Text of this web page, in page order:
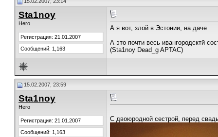
Stа1noy
Hero
Регистрация: 21.01.2007
Сообщений: 1,163
А я вот, злой в Эстонии, на даче
А это почти весь ивангородсктй
(Sta1noy Dead_g APTAC)
15.02.2007, 23:59
Stа1noy
Hero
Регистрация: 21.01.2007
Сообщений: 1,163
С двоюродной сестрой, перед